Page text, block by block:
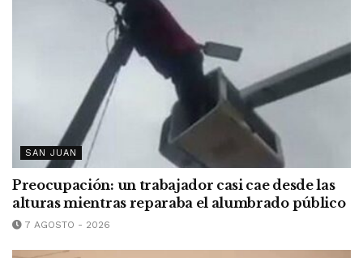
SAN JUAN
Preocupación: un trabajador casi cae desde las
alturas mientras reparaba el alumbrado público
7 AGOSTO - 2026